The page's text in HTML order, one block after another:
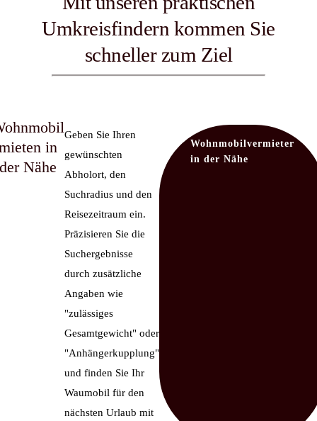
Umkreisfindern kommen Sie
schneller zum Ziel
in
der Nähe
Geben Sie Ihren
gewünschten
Abholort, den
Suchradius und den
Reisezeitraum ein.
Präzisieren Sie die
Suchergebnisse
durch zusätzliche
Angaben wie
"zulässiges
Gesamtgewicht" oder
"Anhängerkupplung"
und finden Sie Ihr
Waumobil für den
nächsten Urlaub mit
Wohnmobilvermieter
in der Nähe